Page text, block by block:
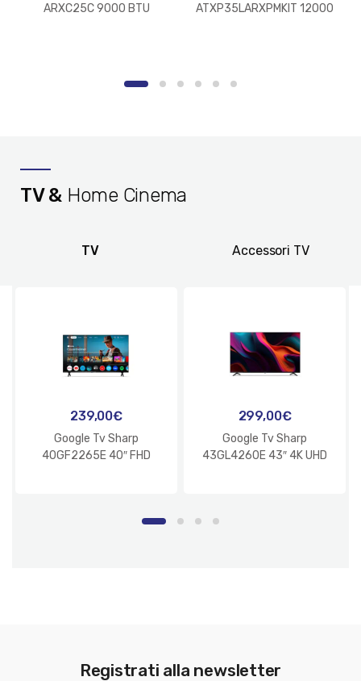
ARXC25C 9000 BTU
ATXP35LARXPMKIT 12000
TV & Home Cinema
TV Accessori TV
239,00€
Google Tv Sharp
40GF2265E 40″ FHD
299,00€
Google Tv Sharp
43GL4260E 43″ 4K UHD
Registrati alla newsletter